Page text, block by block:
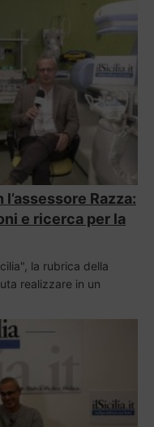
Razza:
e ricerca per la
la rubrica della
realizzare in un